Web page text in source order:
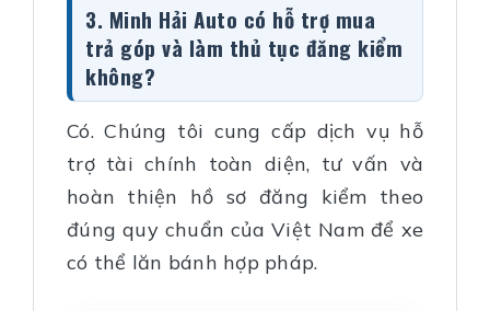
3. Minh Hải Auto có hỗ trợ mua
trả góp và làm thủ tục đăng kiểm
không?
Có. Chúng tôi cung cấp dịch vụ hỗ
trợ tài chính toàn diện, tư vấn và
hoàn thiện hồ sơ đăng kiểm theo
đúng quy chuẩn của Việt Nam để xe
có thể lăn bánh hợp pháp.